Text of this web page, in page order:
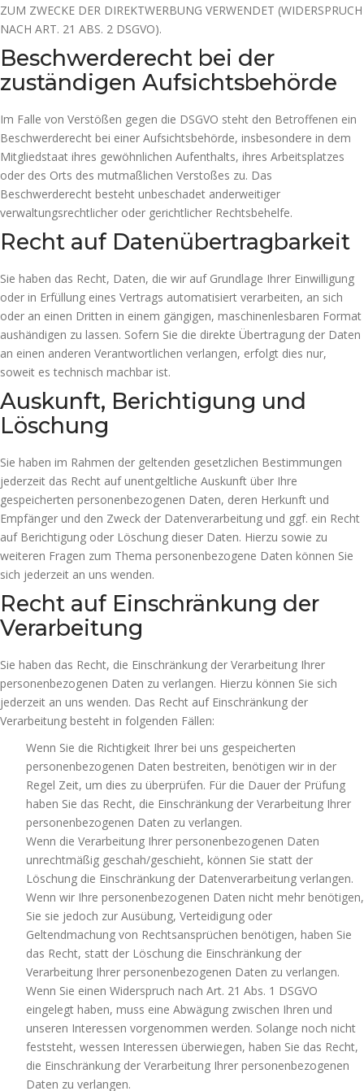
ZUM ZWECKE DER DIREKTWERBUNG VERWENDET (WIDERSPRUCH
NACH ART. 21 ABS. 2 DSGVO).
Beschwerde­recht bei der
zuständigen Aufsichts­behörde
Im Falle von Verstößen gegen die DSGVO steht den Betroffenen ein
Beschwerderecht bei einer Aufsichtsbehörde, insbesondere in dem
Mitgliedstaat ihres gewöhnlichen Aufenthalts, ihres Arbeitsplatzes
oder des Orts des mutmaßlichen Verstoßes zu. Das
Beschwerderecht besteht unbeschadet anderweitiger
verwaltungsrechtlicher oder gerichtlicher Rechtsbehelfe.
Recht auf Daten­übertrag­barkeit
Sie haben das Recht, Daten, die wir auf Grundlage Ihrer Einwilligung
oder in Erfüllung eines Vertrags automatisiert verarbeiten, an sich
oder an einen Dritten in einem gängigen, maschinenlesbaren Format
aushändigen zu lassen. Sofern Sie die direkte Übertragung der Daten
an einen anderen Verantwortlichen verlangen, erfolgt dies nur,
soweit es technisch machbar ist.
Auskunft, Berichtigung und
Löschung
Sie haben im Rahmen der geltenden gesetzlichen Bestimmungen
jederzeit das Recht auf unentgeltliche Auskunft über Ihre
gespeicherten personenbezogenen Daten, deren Herkunft und
Empfänger und den Zweck der Datenverarbeitung und ggf. ein Recht
auf Berichtigung oder Löschung dieser Daten. Hierzu sowie zu
weiteren Fragen zum Thema personenbezogene Daten können Sie
sich jederzeit an uns wenden.
Recht auf Einschränkung der
Verarbeitung
Sie haben das Recht, die Einschränkung der Verarbeitung Ihrer
personenbezogenen Daten zu verlangen. Hierzu können Sie sich
jederzeit an uns wenden. Das Recht auf Einschränkung der
Verarbeitung besteht in folgenden Fällen:
Wenn Sie die Richtigkeit Ihrer bei uns gespeicherten
personenbezogenen Daten bestreiten, benötigen wir in der
Regel Zeit, um dies zu überprüfen. Für die Dauer der Prüfung
haben Sie das Recht, die Einschränkung der Verarbeitung Ihrer
personenbezogenen Daten zu verlangen.
Wenn die Verarbeitung Ihrer personenbezogenen Daten
unrechtmäßig geschah/geschieht, können Sie statt der
Löschung die Einschränkung der Datenverarbeitung verlangen.
Wenn wir Ihre personenbezogenen Daten nicht mehr benötigen,
Sie sie jedoch zur Ausübung, Verteidigung oder
Geltendmachung von Rechtsansprüchen benötigen, haben Sie
das Recht, statt der Löschung die Einschränkung der
Verarbeitung Ihrer personenbezogenen Daten zu verlangen.
Wenn Sie einen Widerspruch nach Art. 21 Abs. 1 DSGVO
eingelegt haben, muss eine Abwägung zwischen Ihren und
unseren Interessen vorgenommen werden. Solange noch nicht
feststeht, wessen Interessen überwiegen, haben Sie das Recht,
die Einschränkung der Verarbeitung Ihrer personenbezogenen
Daten zu verlangen.